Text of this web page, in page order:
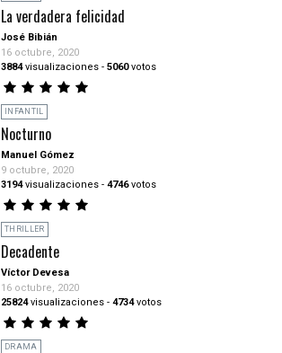
La verdadera felicidad
José Bibián
16 octubre, 2020
3884visualizaciones - 5060votos
INFANTIL
Nocturno
Manuel Gómez
9 octubre, 2020
3194visualizaciones - 4746votos
THRILLER
Decadente
Víctor Devesa
16 octubre, 2020
25824visualizaciones - 4734votos
DRAMA